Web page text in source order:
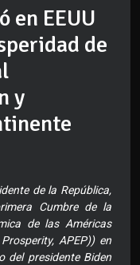
en EEUU
de
y
de la República,
Cumbre de la
de las Américas
APEP)) en
del presidente Biden